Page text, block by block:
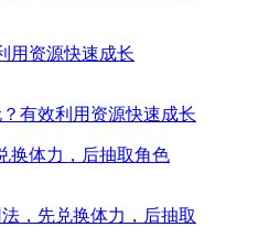
用资源快速成长
换体力，后抽取角色